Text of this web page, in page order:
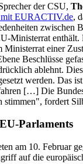
der CSU,
EURACTIV.de,
zwischen
Ministerrat enthält.
Ministerrat einer
Beschlüsse
ablehnt.
werden. Das
[…] Die
stimmen", fordert
Parlaments
am 10. Februar
auf die